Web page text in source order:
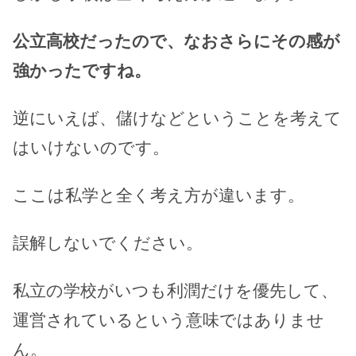
公立高校だったので、なおさらにその感が
強かったですね。
逆にいえば、儲けなどということを考えて
はいけないのです。
ここは私学と全く考え方が違います。
誤解しないでください。
私立の学校がいつも利潤だけを優先して、
運営されているという意味ではありませ
ん。